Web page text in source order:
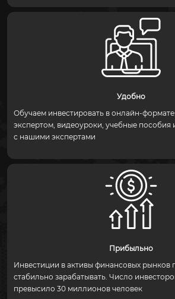
Удобно
Обучаем инвестировать в онлайн-
экспертом, видеоуроки, учебные пособия
с нашими экспертами
Прибыльно
Инвестиции в активы финансовых рынков
стабильно зарабатывать. Число
превысило 30 миллионов человек